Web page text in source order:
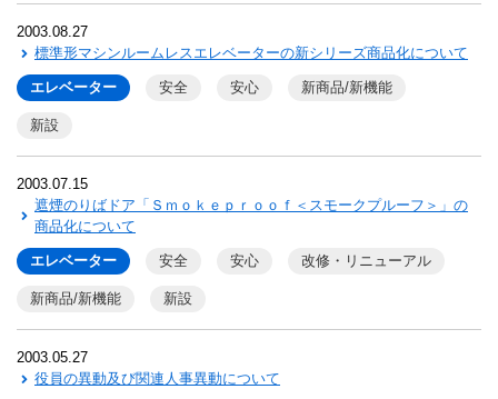
2003.08.27
標準形マシンルームレスエレベーターの新シリーズ商品化について
エレベーター 安全 安心 新商品/新機能
新設
2003.07.15
遮煙のりばドア「Ｓｍｏｋｅｐｒｏｏｆ＜スモークプルーフ＞」の
商品化について
エレベーター 安全 安心 改修・リニューアル
新商品/新機能 新設
2003.05.27
役員の異動及び関連人事異動について